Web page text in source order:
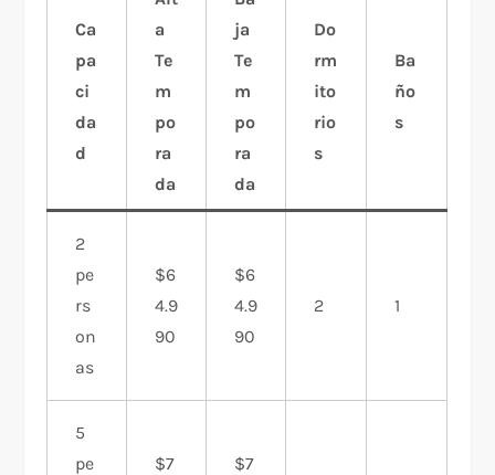
Ca
pa
ci
da
d
a
Te
m
po
ra
da
ja
Te
m
po
ra
da
Do
rm
ito
rio
s
Ba
ño
s
2
pe
rs
on
as
$6
4.9
90
$6
4.9
90
2 1
5
pe
$7
$7